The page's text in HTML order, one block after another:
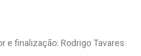
e finalização: Rodrigo Tavares